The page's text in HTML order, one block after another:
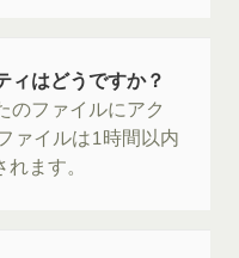
はどうですか？
のファイルにアク
ァイルは1時間以内
ます。